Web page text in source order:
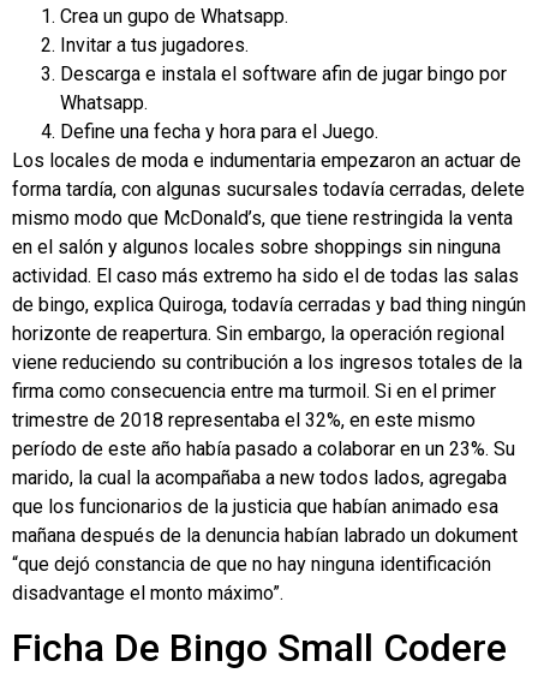
Crea un gupo de Whatsapp.
Invitar a tus jugadores.
Descarga e instala el software afin de jugar bingo por
Whatsapp.
Define una fecha y hora para el Juego.
Los locales de moda e indumentaria empezaron an actuar de
forma tardía, con algunas sucursales todavía cerradas, delete
mismo modo que McDonald’s, que tiene restringida la venta
en el salón y algunos locales sobre shoppings sin ninguna
actividad. El caso más extremo ha sido el de todas las salas
de bingo, explica Quiroga, todavía cerradas y bad thing ningún
horizonte de reapertura. Sin embargo, la operación regional
viene reduciendo su contribución a los ingresos totales de la
firma como consecuencia entre ma turmoil. Si en el primer
trimestre de 2018 representaba el 32%, en este mismo
período de este año había pasado a colaborar en un 23%. Su
marido, la cual la acompañaba a new todos lados, agregaba
que los funcionarios de la justicia que habían animado esa
mañana después de la denuncia habían labrado un dokument
“que dejó constancia de que no hay ninguna identificación
disadvantage el monto máximo”.
Ficha De Bingo Small Codere